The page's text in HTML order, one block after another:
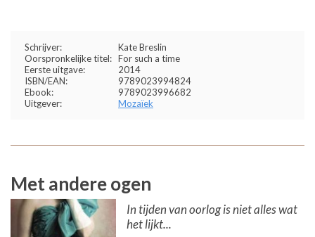
Schrijver:
Kate Breslin
Oorspronkelijke titel: For such a time
Eerste uitgave:
2014
ISBN/EAN:
9789023994824
Ebook:
9789023996682
Uitgever:
Mozaïek
Met andere ogen
In tijden van oorlog is niet alles wat
het lijkt...